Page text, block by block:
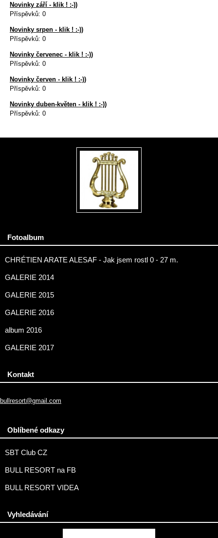
Novinky září - klik ! :-))
Příspěvků: 0
Novinky srpen - klik ! :-))
Příspěvků: 0
Novinky červenec - klik ! :-))
Příspěvků: 0
Novinky červen - klik ! :-))
Příspěvků: 0
Novinky duben-květen - klik ! :-))
Příspěvků: 0
Fotoalbum
CHRÉTIEN ARATE ALESAF - Jak jsem rostl 0 - 27 m.
GALERIE 2014
GALERIE 2015
GALERIE 2016
album 2016
GALERIE 2017
Kontakt
bullresort@gmail.com
Oblíbené odkazy
SBT Club CZ
BULL RESORT na FB
BULL RESORT VIDEA
Vyhledávání